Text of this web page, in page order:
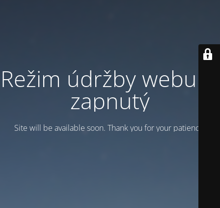
Režim údržby webu je
zapnutý
Site will be available soon. Thank you for your patience!